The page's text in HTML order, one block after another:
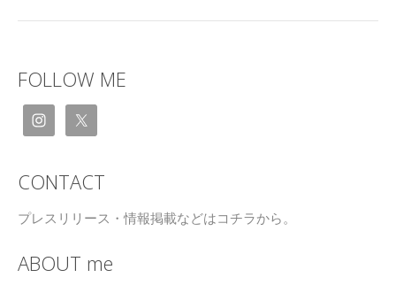
FOLLOW ME
CONTACT
プレスリリース・情報掲載などはコチラから。
ABOUT me